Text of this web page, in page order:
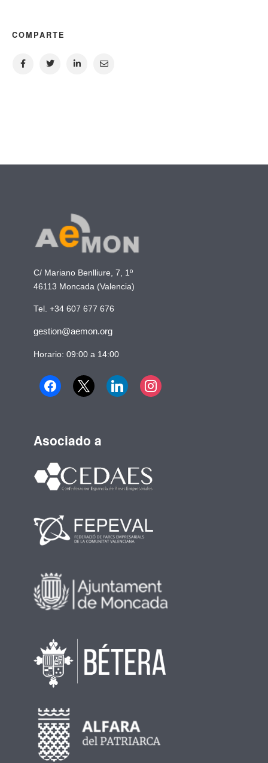
COMPARTE
C/ Mariano Benlliure, 7, 1º
46113 Moncada (Valencia)
Tel. +34 607 677 676
gestion@aemon.org
Horario: 09:00 a 14:00
Asociado a